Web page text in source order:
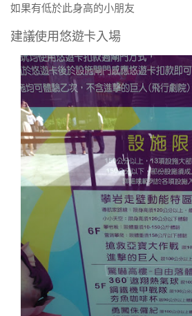
如果有低於此身高的小朋友
建議使用悠遊卡入場